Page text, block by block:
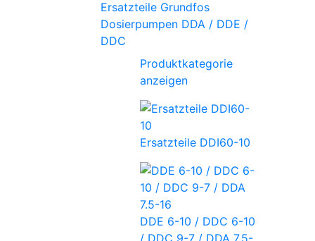
Ersatzteile Grundfos
Dosierpumpen DDA / DDE /
DDC
Produktkategorie
anzeigen
Ersatzteile DDI60-10
DDE 6-10 / DDC 6-10